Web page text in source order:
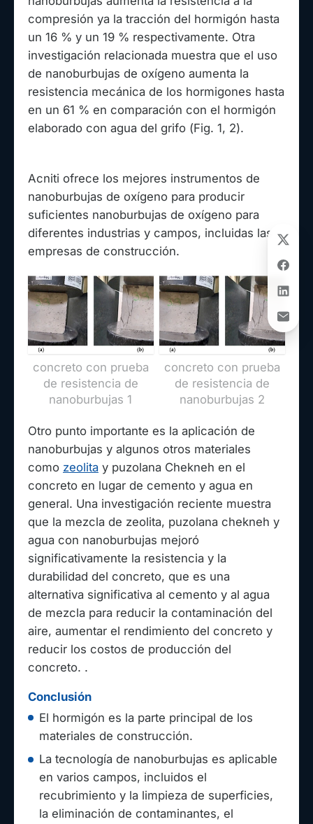
compresión ya la tracción del hormigón hasta
un 16 % y un 19 % respectivamente. Otra
investigación relacionada muestra que el uso
de nanoburbujas de oxígeno aumenta la
resistencia mecánica de los hormigones hasta
en un 61 % en comparación con el hormigón
elaborado con agua del grifo (Fig. 1, 2).
Acniti ofrece los mejores instrumentos de
nanoburbujas de oxígeno para producir
suficientes nanoburbujas de oxígeno para
diferentes industrias y campos, incluidas las
empresas de construcción.
concreto con prueba
de resistencia de
nanoburbujas 1
concreto con prueba
de resistencia de
nanoburbujas 2
Otro punto importante es la aplicación de
nanoburbujas y algunos otros materiales
como zeolita y puzolana Chekneh en el
concreto en lugar de cemento y agua en
general. Una investigación reciente muestra
que la mezcla de zeolita, puzolana chekneh y
agua con nanoburbujas mejoró
significativamente la resistencia y la
durabilidad del concreto, que es una
alternativa significativa al cemento y al agua
de mezcla para reducir la contaminación del
aire, aumentar el rendimiento del concreto y
reducir los costos de producción del
concreto. .
Conclusión
El hormigón es la parte principal de los
materiales de construcción.
La tecnología de nanoburbujas es aplicable
en varios campos, incluidos el
recubrimiento y la limpieza de superficies,
la eliminación de contaminantes, el